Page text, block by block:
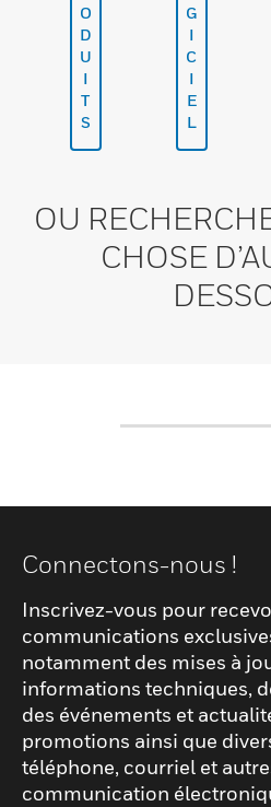
O
D
U
I
T
S
G
I
C
I
E
L
OU
CHOSE
Connectons-nous !
Inscrivez-vous pour
communications
notamment des mises à
informations techniques,
des événements et
promotions ainsi que
téléphone, courriel et
communication